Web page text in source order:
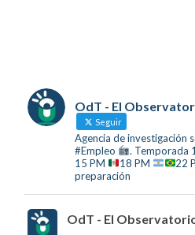
OdT - El
Seguir
Agencia de investigación
#Empleo
. Temporada
15 PM
18 PM 22
preparación
OdT - El